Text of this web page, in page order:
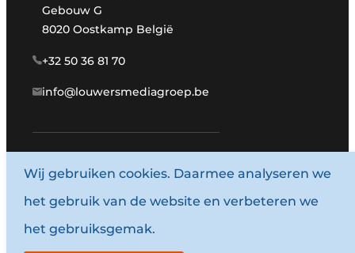
Gebouw G
8020 Oostkamp België
+32 50 36 81 70
info@louwersmediagroep.be
www.louwersmediagroep.com
© 1987 - 2026 Louwersmediagroep.
Algemene voorwaarden
Wij gebruiken cookies. Daarmee analyseren we
het gebruik van de website en verbeteren we
het gebruiksgemak.